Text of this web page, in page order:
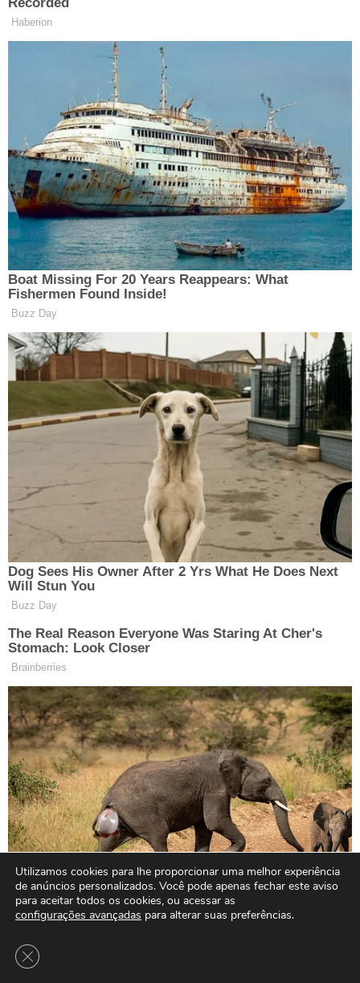
Utilizamos cookies para lhe proporcionar uma melhor experiência
de anúncios personalizados. Você pode apenas fechar este aviso
para aceitar todos os cookies, ou acessar as
configurações avançadas para alterar suas preferências.
Close GDPR Cookie Banner